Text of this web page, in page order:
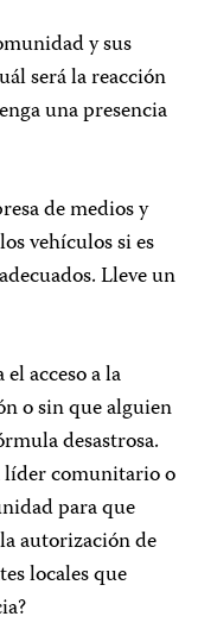
y sus
será la reacción
una presencia
de medios y
vehículos si es
Lleve un
acceso a la
o sin que alguien
desastrosa.
líder comunitario o
para que
autorización de
locales que